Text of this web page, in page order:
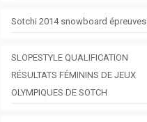
Sotchi 2014 snowboard épreuves
SLOPESTYLE QUALIFICATION
RÉSULTATS FÉMININS DE JEUX
OLYMPIQUES DE SOTCH